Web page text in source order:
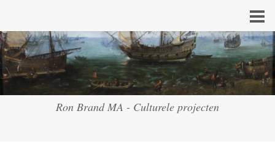
Ron Brand MA - Culturele projecten